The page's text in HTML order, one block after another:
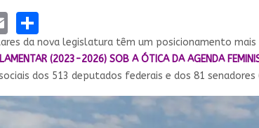
Email
da nova legislatura têm um posicionamento
(2023-2026) SOB A ÓTICA DA AGENDA
dos 513 deputados federais e dos 81